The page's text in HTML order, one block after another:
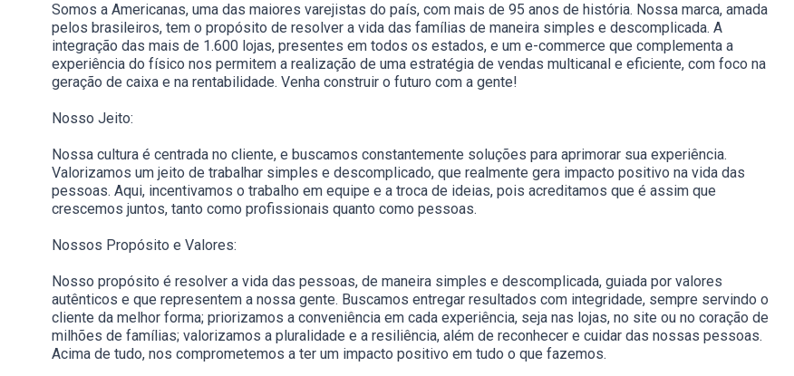
Somos a Americanas, uma das maiores varejistas do país, com mais de 95 anos de história. Nossa marca, amada
pelos brasileiros, tem o propósito de resolver a vida das famílias de maneira simples e descomplicada. A
integração das mais de 1.600 lojas, presentes em todos os estados, e um e-commerce que complementa a
experiência do físico nos permitem a realização de uma estratégia de vendas multicanal e eficiente, com foco na
geração de caixa e na rentabilidade. Venha construir o futuro com a gente!
Nosso Jeito:
Nossa cultura é centrada no cliente, e buscamos constantemente soluções para aprimorar sua experiência.
Valorizamos um jeito de trabalhar simples e descomplicado, que realmente gera impacto positivo na vida das
pessoas. Aqui, incentivamos o trabalho em equipe e a troca de ideias, pois acreditamos que é assim que
crescemos juntos, tanto como profissionais quanto como pessoas.
Nossos Propósito e Valores:
Nosso propósito é resolver a vida das pessoas, de maneira simples e descomplicada, guiada por valores
autênticos e que representem a nossa gente. Buscamos entregar resultados com integridade, sempre servindo o
cliente da melhor forma; priorizamos a conveniência em cada experiência, seja nas lojas, no site ou no coração de
milhões de famílias; valorizamos a pluralidade e a resiliência, além de reconhecer e cuidar das nossas pessoas.
Acima de tudo, nos comprometemos a ter um impacto positivo em tudo o que fazemos.